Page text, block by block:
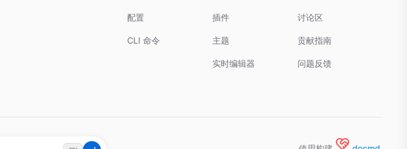
配置
CLI 命令
插件
主题
实时编辑器
讨论区
贡献指南
问题反馈